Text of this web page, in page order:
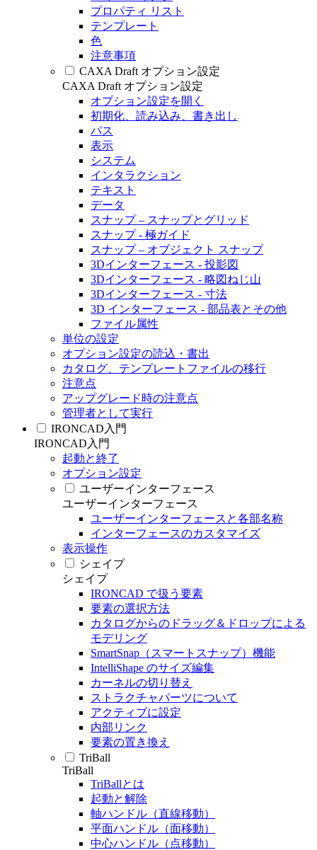
プロパティ リスト
テンプレート
色
注意事項
CAXA Draft オプション設定
CAXA Draft オプション設定
オプション設定を開く
初期化、読み込み、書き出し
パス
表示
システム
インタラクション
テキスト
データ
スナップ – スナップとグリッド
スナップ - 極ガイド
スナップ – オブジェクト スナップ
3Dインターフェース - 投影図
3Dインターフェース - 略図ねじ山
3Dインターフェース - 寸法
3D インターフェース - 部品表とその他
ファイル属性
単位の設定
オプション設定の読込・書出
カタログ、テンプレートファイルの移行
注意点
アップグレード時の注意点
管理者として実行
IRONCAD入門
IRONCAD入門
起動と終了
オプション設定
ユーザーインターフェース
ユーザーインターフェース
ユーザーインターフェースと各部名称
インターフェースのカスタマイズ
表示操作
シェイプ
シェイプ
IRONCAD で扱う要素
要素の選択方法
カタログからのドラッグ＆ドロップによる
モデリング
SmartSnap（スマートスナップ）機能
IntelliShape のサイズ編集
カーネルの切り替え
ストラクチャパーツについて
アクティブに設定
内部リンク
要素の置き換え
TriBall
TriBall
TriBallとは
起動と解除
軸ハンドル（直線移動）
平面ハンドル（面移動）
中心ハンドル（点移動）